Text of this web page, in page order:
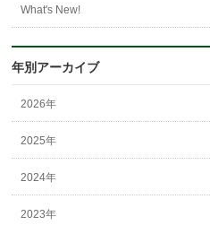
What's New!
年別アーカイブ
2026年
2025年
2024年
2023年